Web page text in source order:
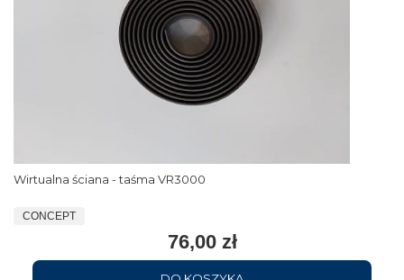
Wirtualna ściana - taśma VR3000
CONCEPT
76,00 zł